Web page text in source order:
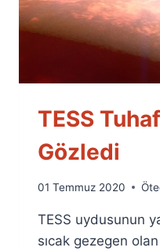
TESS
Gözledi
By
Fuat
Özyar
01 Temmuz 2020
TESS uydusunun
sıcak gezegen